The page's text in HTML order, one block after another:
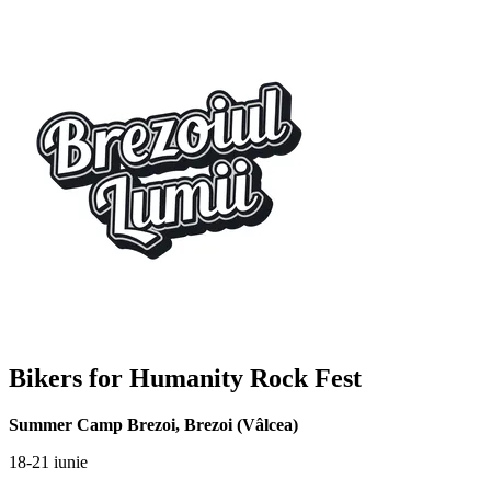
Bikers for Humanity Rock Fest
Summer Camp Brezoi, Brezoi (Vâlcea)
18-21 iunie